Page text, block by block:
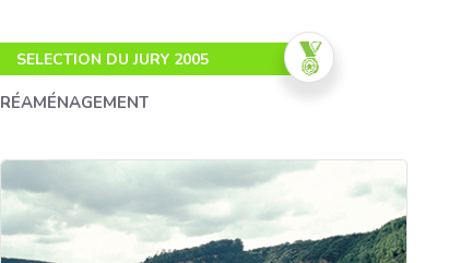
SELECTION DU JURY 2005
RÉAMÉNAGEMENT
Réhabilitation exemplaire
d'une carrière de roches